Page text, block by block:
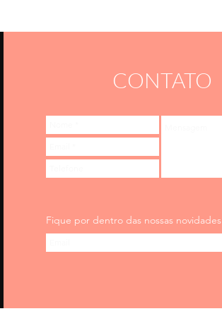
CONTATO
Fique por dentro das nossas novidades